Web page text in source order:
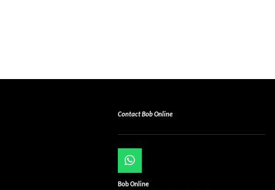
Contact Bob Online
W
h
a
Bob Online